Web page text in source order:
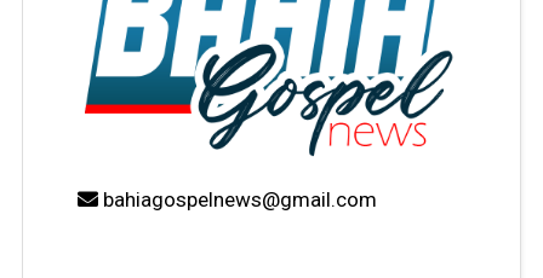
bahiagospelnews@gmail.com